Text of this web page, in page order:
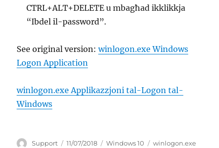
CTRL+ALT+DELETE u mbagħad ikklikkja
“Ibdel il-password”.
See original version:winlogon.exe Windows
Logon Application
winlogon.exe Applikazzjoni tal-Logon tal-
Windows
Author
Support
Posted
11/07/2018 Categories
Windows 10 Tags
winlogon.exe